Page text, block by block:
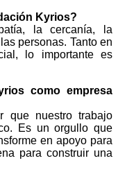
Kyrios?
la cercanía, la
personas. Tanto en
lo importante es
como empresa
que nuestro trabajo
Es un orgullo que
en apoyo para
para construir una